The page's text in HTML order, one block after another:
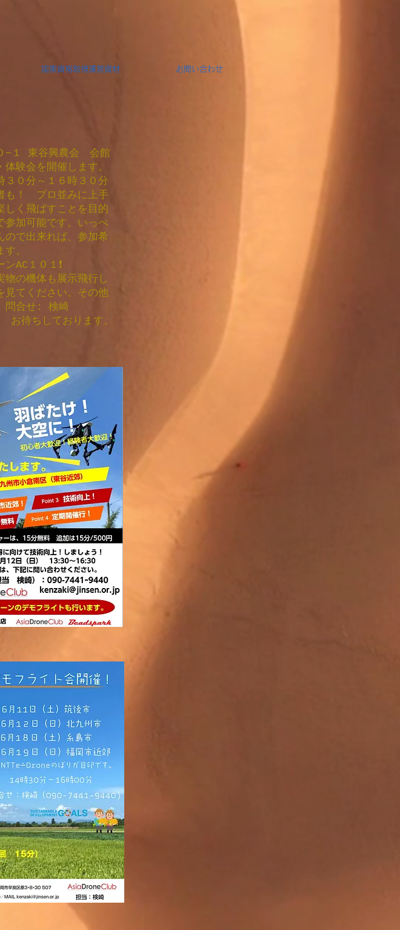
国家資格取得運営資材 お問い合わせ
−１ 東谷興農会 会館
体験会を開催します。
０分～１６時３０分
も！ プロ並みに上手
しく飛ばすことを目的
参加可能です。いっぺ
ので出来れば、参加希
。
AC１０１❗️
物の機体も展示飛行し
見てください。その他
問合せ: 検崎
待ちしております。